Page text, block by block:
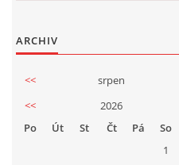
ARCHIV
<< srpen
<<
2026
Po
Út St Čt Pá So
1